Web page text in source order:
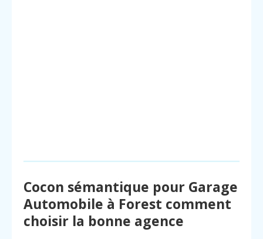
Cocon sémantique pour Garage
Automobile à Forest comment
choisir la bonne agence